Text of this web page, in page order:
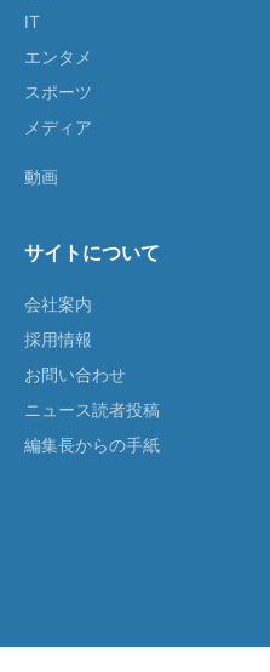
IT
エンタメ
スポーツ
メディア
動画
サイトについて
会社案内
採用情報
お問い合わせ
ニュース読者投稿
編集長からの手紙